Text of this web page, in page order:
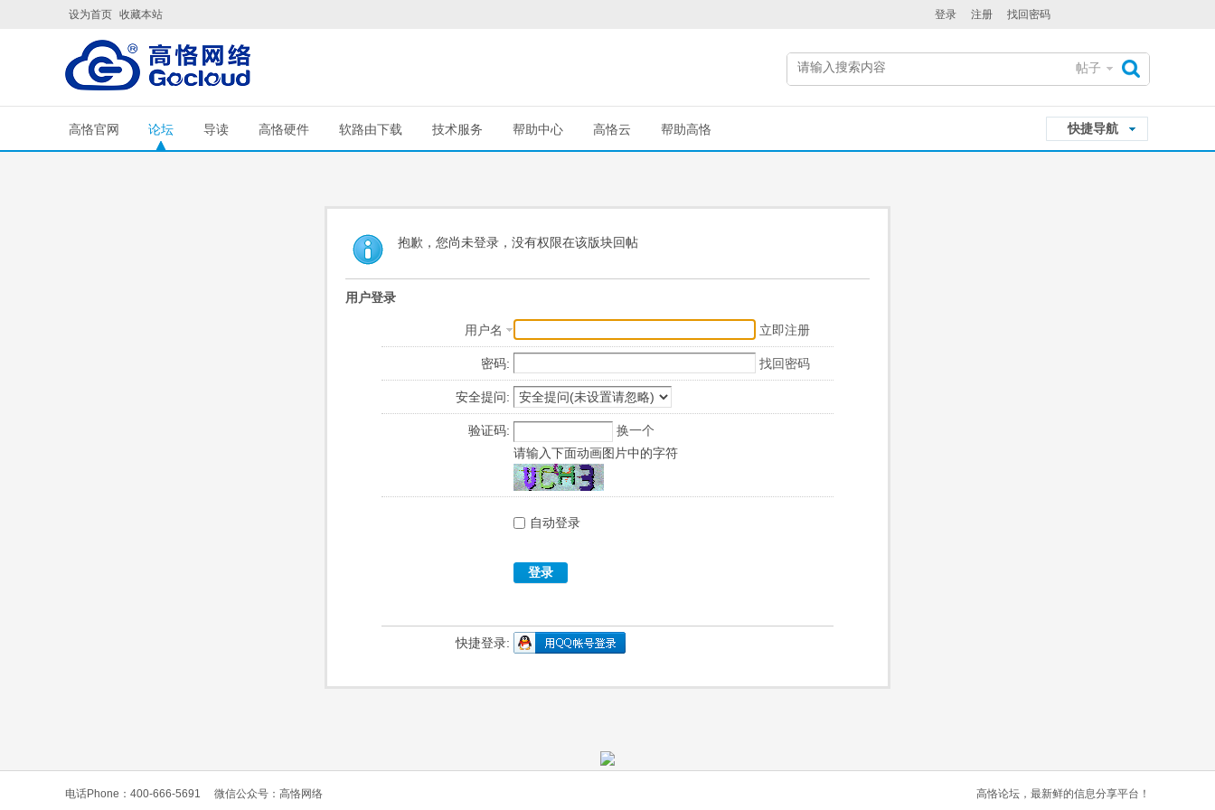
设为首页 收藏本站 登录 注册 找回密码
帖子
快捷导航
高恪官网 论坛 导读 高恪硬件 软路由下载 技术服务 帮助中心 高恪云 帮助高恪
抱歉，您尚未登录，没有权限在该版块回帖
用户登录
用户名 立即注册
密码: 找回密码
安全提问:
验证码:
换一个
请输入下面动画图片中的字符
自动登录
登录
快捷登录:
电话Phone：400-666-5691 微信公众号：高恪网络 高恪论坛，最新鲜的信息分享平台！